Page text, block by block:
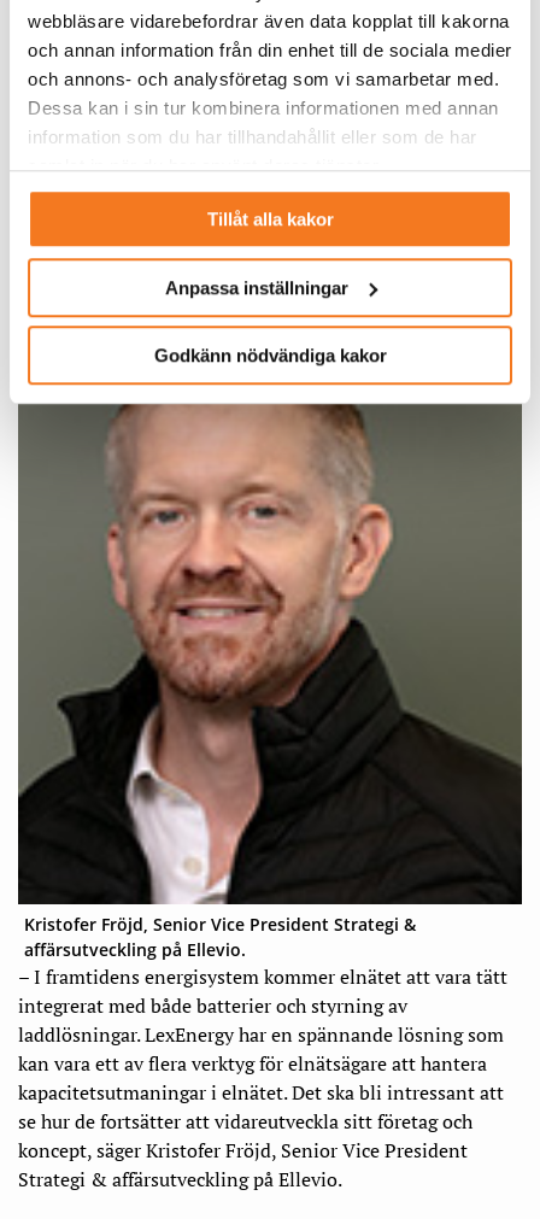
webbläsare vidarebefordrar även data kopplat till kakorna
och annan information från din enhet till de sociala medier
och annons- och analysföretag som vi samarbetar med.
Dessa kan i sin tur kombinera informationen med annan
information som du har tillhandahållit eller som de har
samlat in när du har använt deras tjänster.
Tillåt alla kakor
Anpassa inställningar
Godkänn nödvändiga kakor
goda möjligheter att kunna verifieras utifrån relevanta
kundkrav”.
Inför premiären i Nya Hovås finns även den lokala
elnätsägaren Ellevio med, som bland annat agerat
bollplank åt det nystartade företaget. Lex Energys lösning
ligger i linje med Ellevios arbete för att skapa smarta
Kristofer Fröjd, Senior Vice President Strategi &
affärsutveckling på Ellevio.
– I framtidens energisystem kommer elnätet att vara tätt
integrerat med både batterier och styrning av
laddlösningar. LexEnergy har en spännande lösning som
kan vara ett av flera verktyg för elnätsägare att hantera
kapacitetsutmaningar i elnätet. Det ska bli intressant att
se hur de fortsätter att vidareutveckla sitt företag och
koncept, säger Kristofer Fröjd, Senior Vice President
Strategi & affärsutveckling på Ellevio.